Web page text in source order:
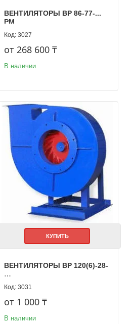
ВЕНТИЛЯТОРЫ ВР 86-77-...
РМ
3027
от 268 600 ₸
В наличии
КУПИТЬ
ВЕНТИЛЯТОРЫ ВР 120(6)-28-
…
3031
от 1 000 ₸
В наличии